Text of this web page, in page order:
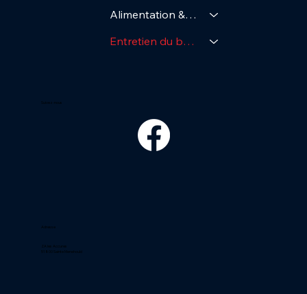
Suivez-nous
Adresse
ZA les Accures
51800 Sainte Menehould
Alimentation & Soin
Entretien du bassin